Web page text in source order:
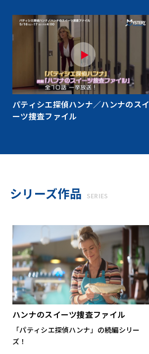
パティシエ探偵ハンナ／ハンナのスイ
ーツ捜査ファイル
シリーズ作品 SERIES
ハンナのスイーツ捜査ファイル
「パティシエ探偵ハンナ」の続編シリー
ズ！